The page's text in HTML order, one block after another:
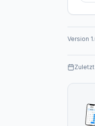
Version